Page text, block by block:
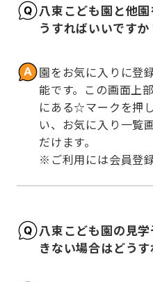
八束こども園と他
うすればいいですか
園をお気に入りに登
能です。この画面上
にある☆マークを押
い、お気に入り一覧
だけます。
※ご利用には会員登
八束こども園の見
きない場合はどう